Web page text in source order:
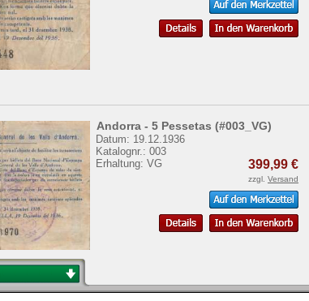
Andorra - 5 Pessetas (#003_VG)
Datum: 19.12.1936
Katalognr.: 003
Erhaltung: VG
399,99 €
zzgl. Versand